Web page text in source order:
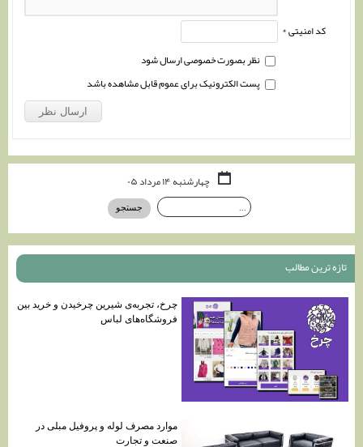
کد امنیتی *
نظر بصورت خصوصی ارسال شود
پست الکترونیک برای عموم قابل مشاهده باشد
چهارشنبه ۱۴ مرداد ۰۵
تازه ترين مطالب
چرخ، تجربه‌ی شیرین چرخیدن و‌ خرید بین
فروشگاه‌های لباس
موارد مصرف لوله و پروفیل مبلی در
صنعت و تجارت